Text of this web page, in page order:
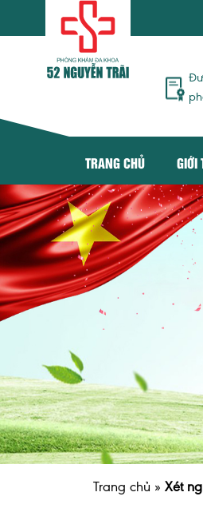
TRANG CHỦ GIỚI
Trang chủ » Xét